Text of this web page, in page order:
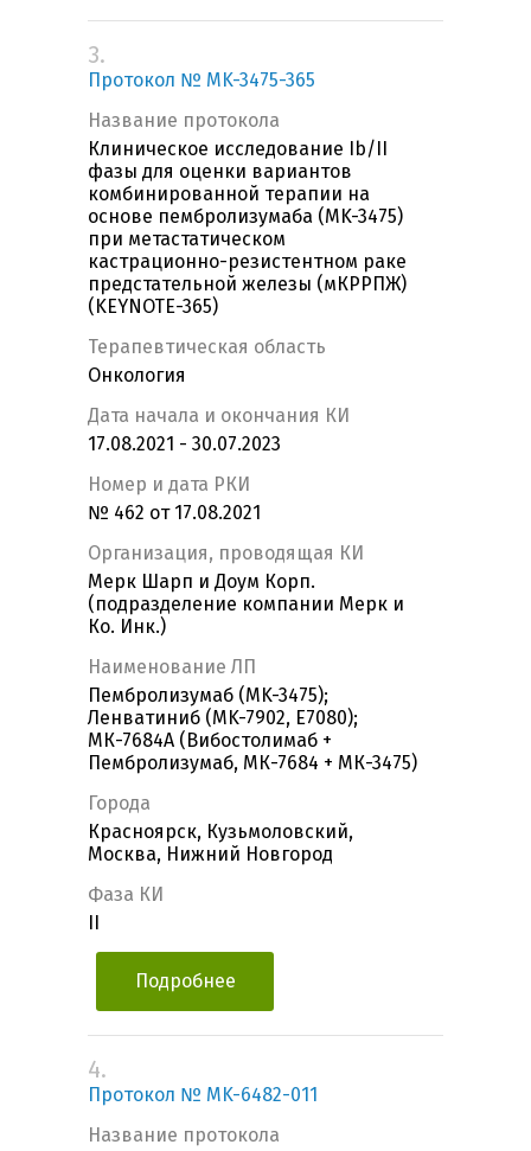
3.
Протокол № MK-3475-365
Название протокола
Клиническое исследование Ib/II
фазы для оценки вариантов
комбинированной терапии на
основе пембролизумаба (MK-3475)
при метастатическом
кастрационно-резистентном раке
предстательной железы (мКРРПЖ)
(KEYNOTE-365)
Терапевтическая область
Онкология
Дата начала и окончания КИ
17.08.2021 - 30.07.2023
Номер и дата РКИ
№ 462 от 17.08.2021
Организация, проводящая КИ
Мерк Шарп и Доум Корп.
(подразделение компании Мерк и
Ко. Инк.)
Наименование ЛП
Пембролизумаб (MK-3475);
Ленватиниб (MK-7902, E7080);
МК-7684А (Вибостолимаб +
Пембролизумаб, МК-7684 + МК-3475)
Города
Красноярск, Кузьмоловский,
Москва, Нижний Новгород
Фаза КИ
Подробнее
4.
Протокол № MK-6482-011
Название протокола